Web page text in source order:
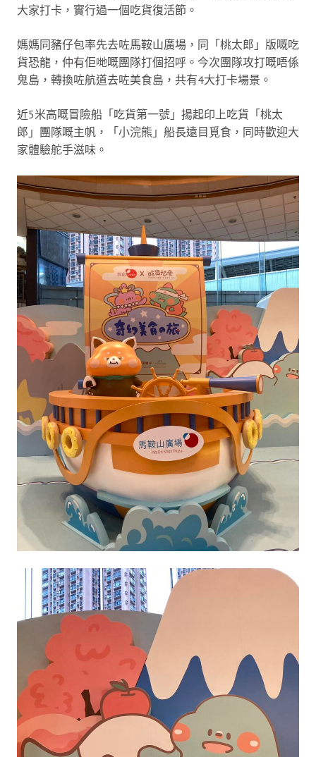
大家打卡，實行過一個吃貨復活節。
媽媽同豬仔包率先去咗馬鞍山廣場，同「桃太郎」版嘅吃
貨恐龍，仲有佢哋嘅團隊打個招呼。今次團隊攻打嘅唔係
鬼島，轉換咗航道去咗美食島，共有4大打卡場景。
近5米高嘅冒險船「吃貨第一號」揚起印上吃貨「桃太
郎」團隊嘅主帆，「小浣熊」船長遠目覓食，同時歡迎大
家體驗舵手滋味。